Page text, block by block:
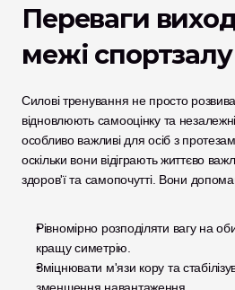
Переваги
межі спортзалу
Силові тренування не просто
відновлюють самооцінку та
особливо важливі для осіб з
оскільки вони відіграють життєво
здоров'ї та самопочутті. Вони
Рівномірно розподіляти вагу на
кращу симетрію.
Зміцнювати м'язи кору та